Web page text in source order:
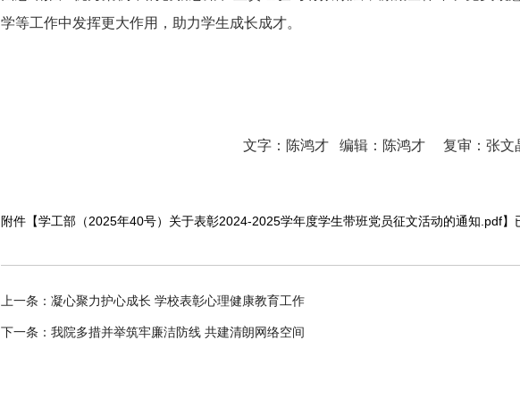
学等工作中发挥更大作用，助力学生成长成才。
文字： 陈鸿才 编辑：陈鸿才 复审：张文
附件【学工部（2025年40号）关于表彰2024-2025学年度学生带班党员征文活动的通知.pdf】
上一条： 凝心聚力护心成长 学校表彰心理健康教育工作
下一条： 我院多措并举筑牢廉洁防线 共建清朗网络空间